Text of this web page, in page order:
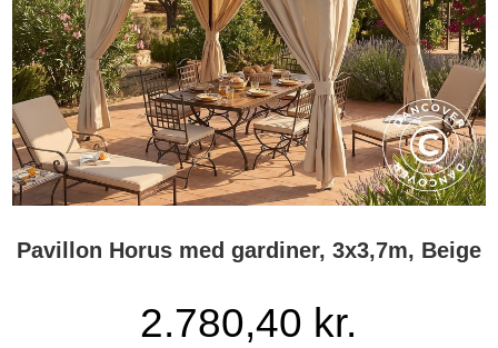
Pavillon Horus med gardiner, 3x3,7m, Beige
2.780,40 kr.